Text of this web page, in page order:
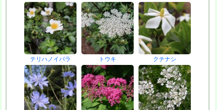
テリハノイバラ トウキ クチナシ